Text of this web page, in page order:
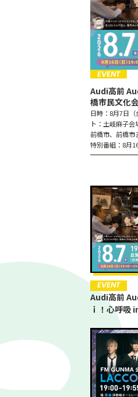
EVENT
Audi高前
橋市民文化会
日時：8月7日
ト：土岐麻子
前橋市、前橋
特別番組：8月
EVENT
Audi高前
ｉ！心呼吸
募集中
【リクエス
REQUEST
EVENT
Audi高前
ｉ！心呼吸
CANPAIGN
8/30(日)群
「群馬ダイ
レッドホー
EVENT
Audi高前
ｉ！心呼吸